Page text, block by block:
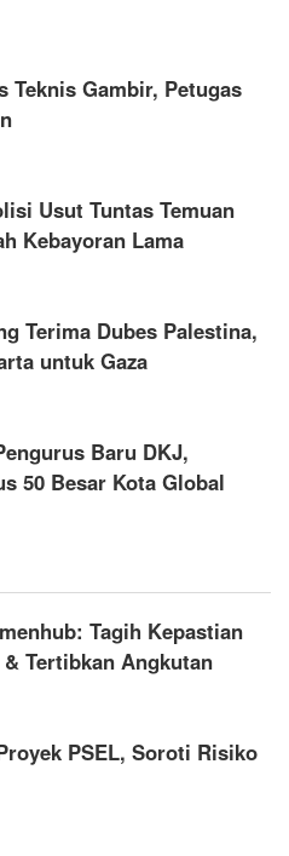
Teknis Gambir, Petugas
Usut Tuntas Temuan
Kebayoran Lama
Terima Dubes Palestina,
untuk Gaza
Baru DKJ,
50 Besar Kota Global
Tagih Kepastian
Tertibkan Angkutan
PSEL, Soroti Risiko